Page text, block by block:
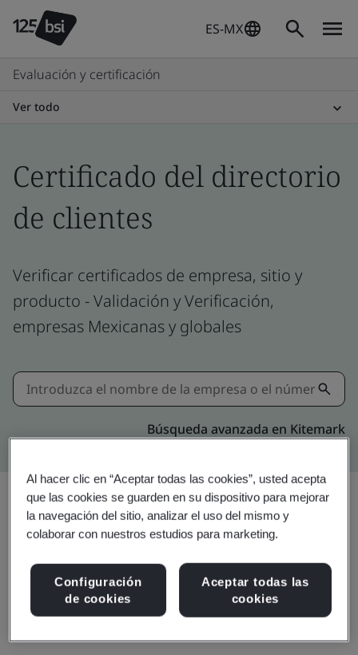
ES-MX
Evaluación y certificación
Ver todo
Certificado del directorio
de clientes
Verificar certificados de empresa, sitio y
producto - Validación y Verificación,
empresas Mexicanas y globales
Búsqueda avanzada en Kitemark
Compartir:
ISO 45001:2018
Al hacer clic en “Aceptar todas las cookies”, usted acepta
que las cookies se guarden en su dispositivo para mejorar
la navegación del sitio, analizar el uso del mismo y
colaborar con nuestros estudios para marketing.
Configuración
de cookies
Aceptar todas las
cookies